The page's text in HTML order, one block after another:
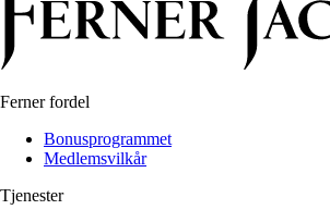
Ferner fordel
Bonusprogrammet
Medlemsvilkår
Tjenester